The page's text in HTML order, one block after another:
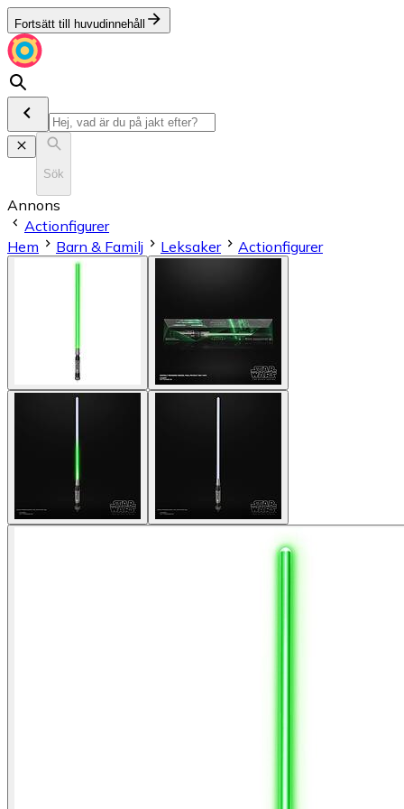
Fortsätt till huvudinnehåll
Sök
Annons
Actionfigurer
Hem
Barn & Familj Leksaker Actionfigurer